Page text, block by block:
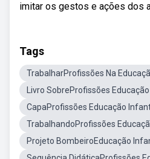
imitar os gestos e ações dos
Tags
TrabalharProfissões Na
Livro SobreProfissões
CapaProfissões Educação
TrabalhandoProfissões
Projeto BombeiroEducação